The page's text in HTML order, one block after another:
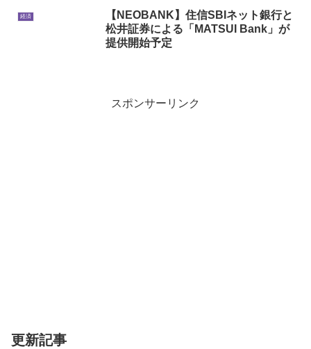
経済
【NEOBANK】住信SBIネット銀行と
松井証券による「MATSUI Bank」が
提供開始予定
スポンサーリンク
更新記事